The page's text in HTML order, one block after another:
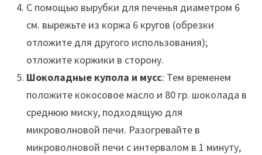
С помощью вырубки для печенья диаметром 6
см. вырежьте из коржа 6 кругов (обрезки
отложите для другого использования);
отложите коржики в сторону.
Шоколадные купола и мусс: Тем временем
положите кокосовое масло и 80 гр. шоколада в
среднюю миску, подходящую для
микроволновой печи. Разогревайте в
микроволновой печи с интервалом в 1 минуту,